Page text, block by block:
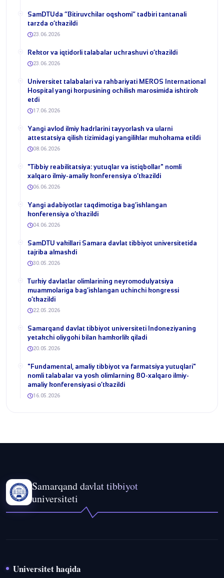
​SamDTUda “Bitiruvchilar oqshomi” tadbiri tantanali
tarzda o‘tkazildi
23.06.2026
​Rektor va iqtidorli talabalar uchrashuvi o‘tkazildi
23.06.2026
Universitet talabalari va rahbariyati MEROS International
Hospital yangi korpusining ochilish marosimida ishtirok
etdi
17.06.2026
Yangi avlod ilmiy kadrlarini tayyorlash va ularni
attestatsiya qilish tizimidagi yangiliklar muhokama etildi
08.06.2026
​"Tibbiy reabilitatsiya: yutuqlar va istiqbollar" nomli
xalqaro ilmiy-amaliy konferensiya o‘tkazildi
06.06.2026
​Yangi adabiyotlar taqdimotiga bag‘ishlangan
konferensiya o‘tkazildi
04.06.2026
SamDTU vakillari Samara davlat tibbiyot universitetida
tajriba almashdi
30.05.2026
​Turkiy davlatlar olimlarining neyromodulyatsiya
muammolariga bag‘ishlangan uchinchi kongressi
o‘tkazildi
22.05.2026
Samarqand davlat tibbiyot universiteti Indoneziyaning
yetakchi oliygohi bilan hamkorlik qiladi
20.05.2026
​"Fundamental, amaliy tibbiyot va farmatsiya yutuqlari"
nomli talabalar va yosh olimlarning 80-xalqaro ilmiy-
amaliy konferensiyasi o‘tkazildi
16.05.2026
Samarqand davlat tibbiyot
universiteti
Universitet haqida